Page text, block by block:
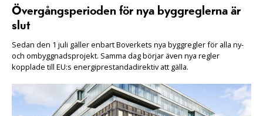
Övergångsperioden för nya byggreglerna är
slut
Sedan den 1 juli gäller enbart Boverkets nya byggregler för alla ny-
och ombyggnadsprojekt. Samma dag börjar även nya regler
kopplade till EU:s energiprestandadirektiv att gälla.